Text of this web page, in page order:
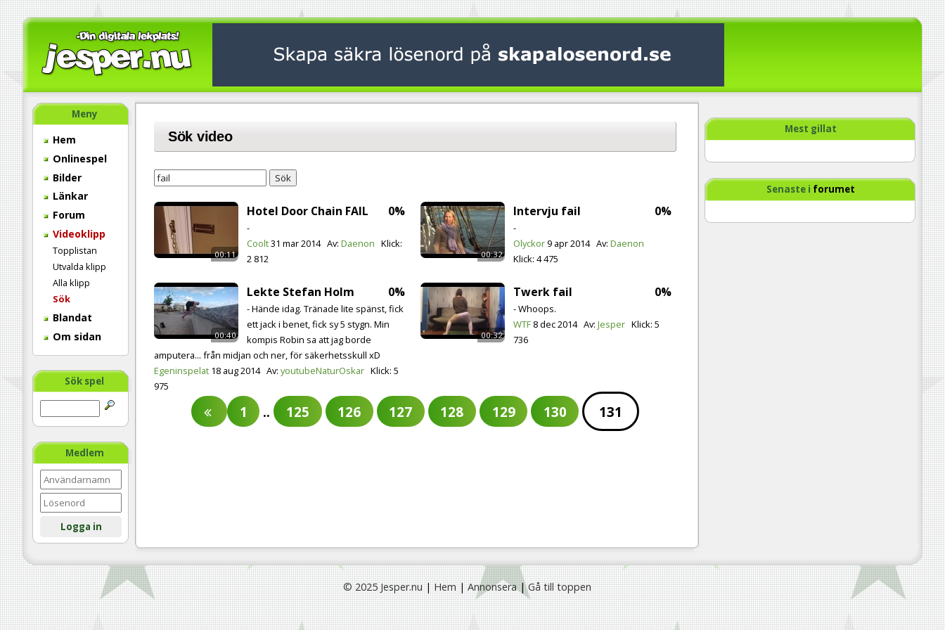
Meny
Hem
Onlinespel
Bilder
Länkar
Forum
Videoklipp
Topplistan
Utvalda klipp
Alla klipp
Sök
Blandat
Om sidan
Sök spel
Medlem
Logga in
Mest gillat
Senaste i forumet
Sök video
Sök
00:11
Hotel Door Chain FAIL 0%
-
Coolt31 mar 2014 Av: Daenon Klick:
2 812
00:32
Intervju fail 0%
-
Olyckor9 apr 2014 Av: Daenon
Klick: 4 475
00:40
Lekte Stefan Holm 0%
- Hände idag. Tränade lite spänst, fick
ett jack i benet, fick sy 5 stygn. Min
kompis Robin sa att jag borde
amputera... från midjan och ner, för säkerhetsskull xD
Egeninspelat 18 aug 2014 Av: youtubeNaturOskar Klick: 5
975
00:32
Twerk fail 0%
- Whoops.
WTF 8 dec 2014 Av: Jesper Klick: 5
736
1 .. 125 126 127 128 129 130 131
© 2025 Jesper.nu|Hem|Annonsera|Gå till toppen